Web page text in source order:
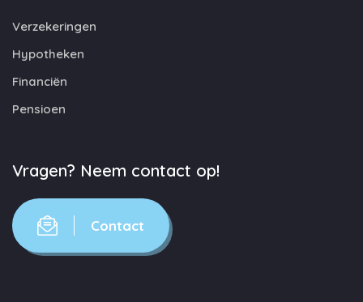
Verzekeringen
Hypotheken
Financiën
Pensioen
Vragen? Neem contact op!
Contact